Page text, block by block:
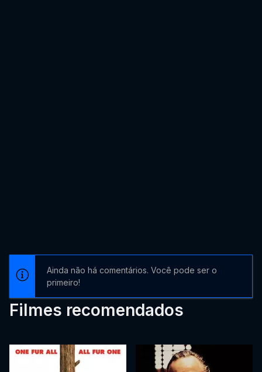
Ainda não há comentários. Você pode ser o
primeiro!
Filmes recomendados